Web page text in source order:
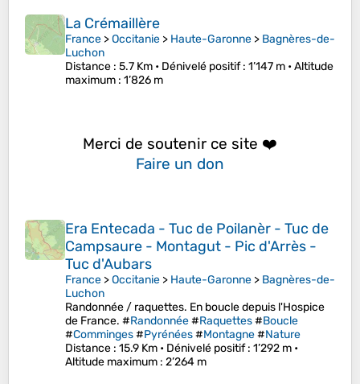
La Crémaillère
France >Occitanie > Haute-Garonne > Bagnères-de-
Luchon
Distance : 5.7 Km • Dénivelé positif: 1’147 m •Altitude
maximum : 1’826 m
Merci de soutenir ce site ❤️
Faire un don
Era Entecada - Tuc de Poilanèr - Tuc de
Campsaure - Montagut - Pic d'Arrès -
Tuc d'Aubars
France >Occitanie > Haute-Garonne > Bagnères-de-
Luchon
Randonnée / raquettes. En boucle depuis l'Hospice
de France. #Randonnée#Raquettes#Boucle
#Comminges#Pyrénées#Montagne#Nature
Distance : 15.9 Km • Dénivelé positif: 1’292 m •
Altitude maximum : 2’264 m